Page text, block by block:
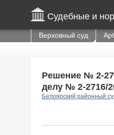
Судебные и
Верховный суд
Решение № 2-
делу № 2-2716/
Белоярский районный